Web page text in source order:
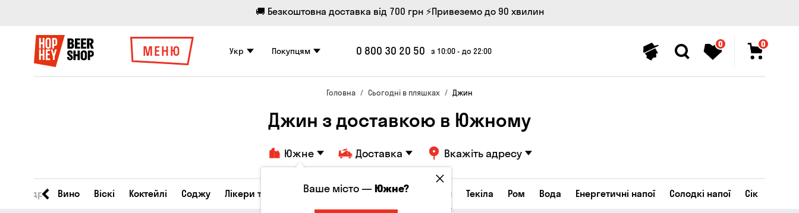
🚚 Безкоштовна доставка від 700 грн ⚡Привеземо до 90 хвилин
МЕНЮ Укр Покупцям 0 800 30 20 50 з 10:00 - до 22:00
0 0
Головна Сьогодні в пляшках Джин
Джин з доставкою в Южному
Южне Доставка Вкажіть адресу
Сидр Вино Віскі Коктейлі Соджу Лікери та настоянки Коньяки та бренді Джин Текіла Ром Вода Енергетичні напої Солодкі напої Сік
Ваше місто —Южне?